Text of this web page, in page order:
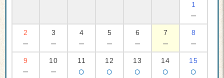
1
－
2
－
3
－
4
－
5
－
6
－
7
－
8
－
9
－
10
－
11
○
12
○
13
○
14
○
15
○